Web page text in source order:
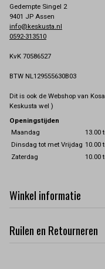
Gedempte Singel 2
9401 JP Assen
info@keskusta.nl
0592-313510
KvK 70586527
BTW NL129555630B03
Dit is ook de Webshop van
Keskusta wel )
Openingstijden
Maandag
13.00
Dinsdag tot met Vrijdag 10.00
Zaterdag
10.00
Winkel informatie
Ruilen en Retourneren